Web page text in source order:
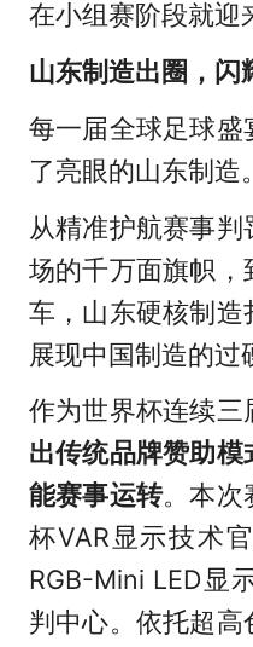
在小组赛阶段就迎
山东制造出圈，闪
每一届全球足球盛
了亮眼的山东制造。
从精准护航赛事
场的千万面旗帜，
车，山东硬核制造
展现中国制造的过
作为世界杯连续三
出传统品牌赞助
能赛事运转。本次
杯VAR显示技术
RGB-Mini LED显
判中心。依托超